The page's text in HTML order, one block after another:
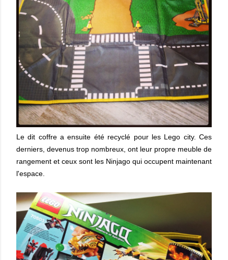
Le dit coffre a ensuite été recyclé pour les Lego city. Ces
derniers, devenus trop nombreux, ont leur propre meuble de
rangement et ceux sont les Ninjago qui occupent maintenant
l'espace.